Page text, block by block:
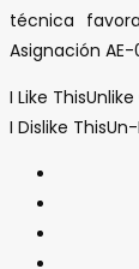
técnica
Asignación
I Like ThisUnlike
I Dislike This